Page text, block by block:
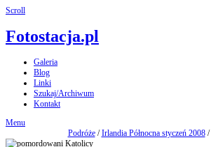
Scroll
Fotostacja.pl
Galeria
Blog
Linki
Szukaj/Archiwum
Kontakt
Menu
Podróże/Irlandia Północna styczeń 2008/